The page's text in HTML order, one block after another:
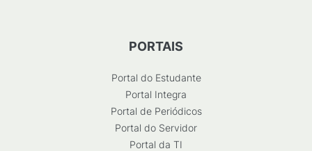
PORTAIS
Portal do Estudante
Portal Integra
Portal de Periódicos
Portal do Servidor
Portal da TI